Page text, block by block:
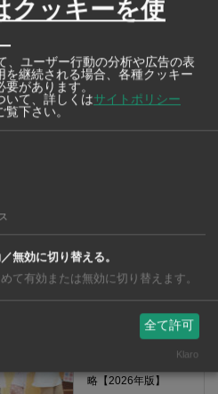
ブンイレブン）で買
タイ・バンコクの日
略【2026年版】
クッキーを使
、ユーザー行動の分析や広告の表
継続される場合、各種クッキー
があります。
いて、詳しくはサイトポリシー
覧下さい。
無効に切り替える。
て有効または無効に切り替えます。
全て許可
Klaro